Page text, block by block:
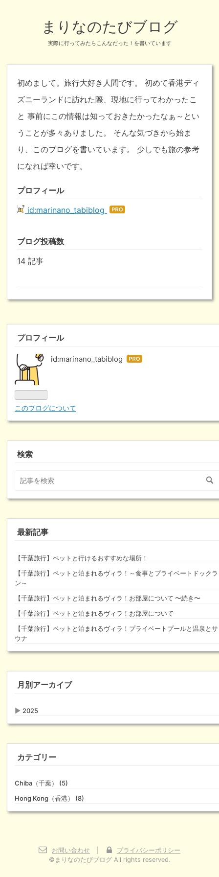
まりなのたびブログ
実際に行ってみたらこんなだった！を書いています
初めまして。旅行大好き人間です。 初めて香港ディ
ズニーランドに訪れた際、現地に行ってわかったこ
と 事前にこの情報は知っておきたかったなぁ～とい
うことが多々ありました。 そんな気づきから始ま
り、このブログを書いています。 少しでも旅の参考
になれば幸いです。
プロフィール
id:marinano_tabiblog はて
ログ
ブログ投稿数
14 記事
プロフィール
id:marinano_tabiblog はて
このブログについて
検索
最新記事
【千葉旅行】ペットと行けるおすすめな場所！
【千葉旅行】ペットと泊まれるヴィラ！～食事とプライベートドックラ
ン～
【千葉旅行】ペットと泊まれるヴィラ！お部屋について 〜続き〜
【千葉旅行】ペットと泊まれるヴィラ！お部屋について
【千葉旅行】ペットと泊まれるヴィラ！プライベートプールと温泉とサ
ウナ
月別アーカイブ
▶ 2025
カテゴリー
Chiba（千葉） (5)
Hong Kong（香港） (8)
お問い合わせ
プライバシーポリシー
©まりなのたびブログ All rights reserved.